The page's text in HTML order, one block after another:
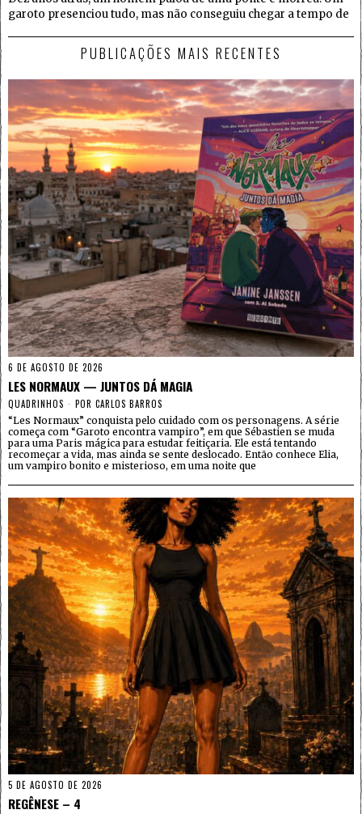
garoto presenciou tudo, mas não conseguiu chegar a tempo de
PUBLICAÇÕES MAIS RECENTES
6 DE AGOSTO DE 2026
LES NORMAUX — JUNTOS DÁ MAGIA
QUADRINHOS POR CARLOS BARROS
“Les Normaux” conquista pelo cuidado com os personagens. A série
começa com “Garoto encontra vampiro”, em que Sébastien se muda
para uma Paris mágica para estudar feitiçaria. Ele está tentando
recomeçar a vida, mas ainda se sente deslocado. Então conhece Elia,
um vampiro bonito e misterioso, em uma noite que
5 DE AGOSTO DE 2026
REGÊNESE – 4